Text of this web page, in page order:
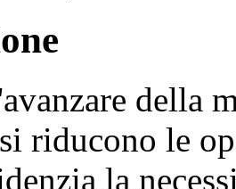
della
riducono le
la